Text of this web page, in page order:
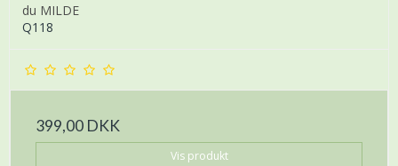
du MILDE
Q118
399,00 DKK
Vis produkt